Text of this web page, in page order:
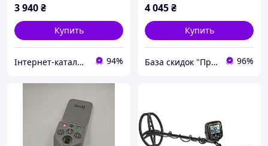
3 940₴
Купить
Інтернет-каталог знижок "MODNO" 94%
4 045₴
Купить
База скидок "ПромоКот" 96%